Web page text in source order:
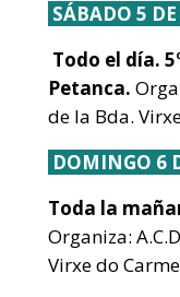
SÁBADO 5
Todo el día.
Petanca.
de la Bda.
DOMINGO 6
Toda la
Organiza:
Virxe do